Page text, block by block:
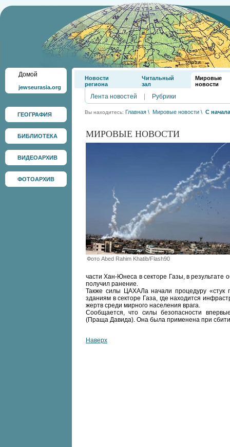
Домой
jewseurasia.org
ГЕОГРАФИЯ
БИБЛИОТЕКА
ВИДЕОАРХИВ
ФОТОАРХИВ
Новости
региона
Читальный
зал
Мировые
новости
Лента новостей Рубрики
Вы находитесь: Главная \ Мировые новости \ С
МИРОВЫЕ НОВОСТИ
Фото Abed Rahim Khatib/Flash90
части Хан-Юнеса в секторе Газы, в
получил ранение.
Также силы ЦАХАЛа начали процедуру
зданиям в секторе Газа, где находится
жертв среди мирного населения врага.
Сообщается, что силы безопасности
(Праща Давида). Она была применена при
Наверх